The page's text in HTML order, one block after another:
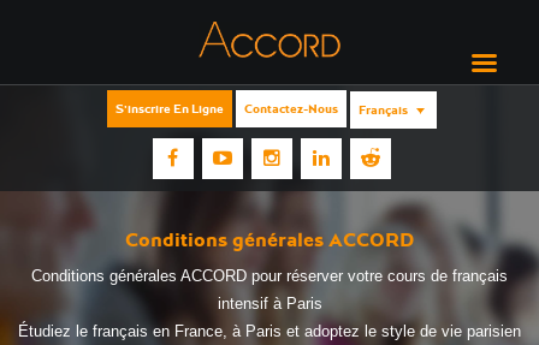
S'inscrire En Ligne Contactez-Nous Français
Conditions générales ACCORD
Conditions générales ACCORD pour réserver votre cours de français
intensif à Paris
Étudiez le français en France, à Paris et adoptez le style de vie parisien